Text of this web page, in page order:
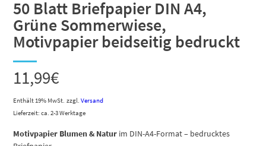
50 Blatt Briefpapier DIN A4,
Grüne Sommerwiese,
Motivpapier beidseitig bedruckt
11,99€
Enthält 19% MwSt. zzgl.Versand
Lieferzeit: ca. 2-3 Werktage
Motivpapier Blumen & Natur im DIN-A4-Format – bedrucktes